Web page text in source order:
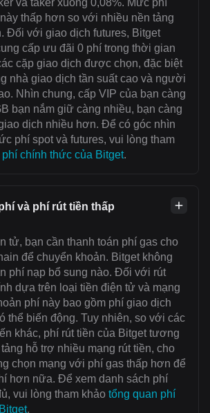
thấp hơn so với nhiều nền tảng
Đối với giao dịch futures, Bitget
cấp ưu đãi 0 phí trong thời gian
cặp giao dịch được chọn, đặc biệt
nhà giao dịch tần suất cao và người
Nhìn chung, cấp VIP của bạn càng
bạn nắm giữ càng nhiều, bạn càng
dịch nhiều hơn. Để có góc nhìn
phí spot và futures, vui lòng tham
chính thức của Bitget.
và phí rút tiền thấp
tử, bạn cần thanh toán ‌phí gas cho
để chuyển khoản. Bitget không
phí nạp bổ sung nào. Đối với rút
dựa trên loại tiền điện tử và mạng
phí này bao gồm phí giao dịch
thể biến động. Tuy nhiên, so với các
khác, phí rút tiền của Bitget tương
hỗ trợ nhiều mạng rút tiền, cho
chọn mạng với ‌phí gas thấp hơn để
hơn nữa. Để xem danh sách phí
vui lòng tham khảo tổng quan phí
.